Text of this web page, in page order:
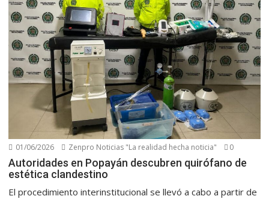
01/06/2026 Zenpro Noticias "La realidad hecha noticia" 0
Autoridades en Popayán descubren quirófano de
estética clandestino
El procedimiento interinstitucional se llevó a cabo a partir de